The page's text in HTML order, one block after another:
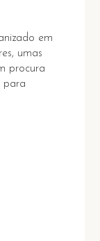
em
umas
procura
para